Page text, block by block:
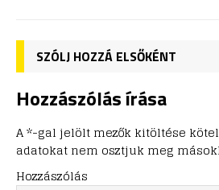
SZÓLJ HOZZÁ ELSŐKÉNT
Hozzászólás írása
A *-gal jelölt mezők kitöltése
adatokat nem osztjuk meg
Hozzászólás